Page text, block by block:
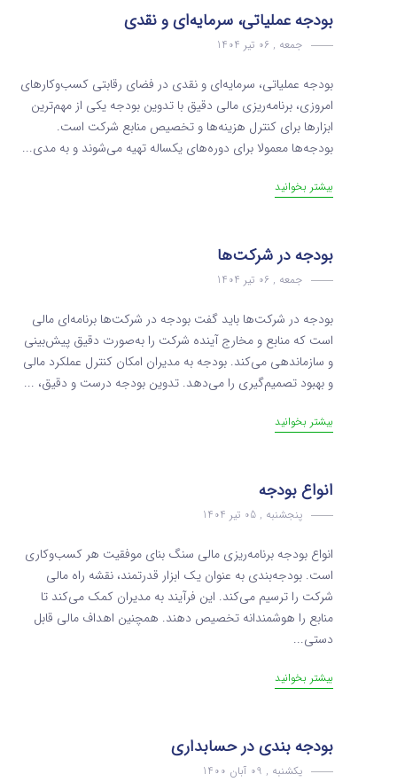
بودجه عملیاتی، سرمایه‌ای و نقدی
جمعه , 06 تیر 1404
بودجه عملیاتی، سرمایه‌ای و نقدی در فضای رقابتی کسب‌وکارهای
امروزی، برنامه‌ریزی مالی دقیق با تدوین بودجه یکی از مهم‌ترین
ابزارها برای کنترل هزینه‌ها و تخصیص منابع شرکت است.
بودجه‌ها معمولا برای دوره‌های یکساله تهیه می‌شوند و به مدی...
بیشتر بخوانید
بودجه در شرکت‌ها
جمعه , 06 تیر 1404
بودجه در شرکت‌ها باید گفت بودجه در شرکت‌ها برنامه‌ای مالی
است که منابع و مخارج آینده شرکت را به‌صورت دقیق پیش‌بینی
و سازماندهی می‌کند. بودجه به مدیران امکان کنترل عملکرد مالی
و بهبود تصمیم‌گیری را می‌دهد. تدوین بودجه درست و دقیق، ...
بیشتر بخوانید
انواع بودجه
پنجشنبه , 05 تیر 1404
انواع بودجه برنامه‌ریزی مالی سنگ بنای موفقیت هر کسب‌وکاری
است. بودجه‌بندی به عنوان یک ابزار قدرتمند، نقشه راه مالی
شرکت را ترسیم می‌کند. این فرآیند به مدیران کمک می‌کند تا
منابع را هوشمندانه تخصیص دهند. همچنین اهداف مالی قابل
دستی...
بیشتر بخوانید
بودجه بندی در حسابداری
یکشنبه , 09 آبان 1400